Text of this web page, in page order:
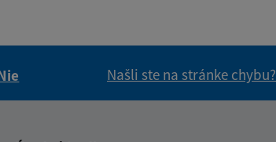
Našli ste na stránke chybu?